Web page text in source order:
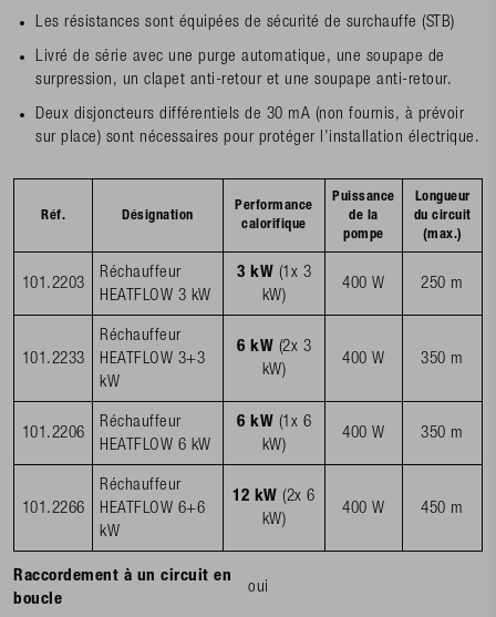
Les résistances sont équipées de sécurité de surchauffe (STB)
Livré de série avec une purge automatique, une soupape de
surpression, un clapet anti-retour et une soupape anti-retour.
Deux disjoncteurs différentiels de 30 mA (non fournis, à prévoir
sur place) sont nécessaires pour protéger l’installation électrique.
Réf. Désignation
Performance
calorifique
Puissance
de la
pompe
Longueur
du circuit
(max.)
101.2203
Réchauffeur
HEATFLOW 3 kW
3 kW (1x 3
kW)
400 W 250 m
101.2233
Réchauffeur
HEATFLOW 3+3
kW
6 kW (2x 3
kW)
400 W 350 m
101.2206
Réchauffeur
HEATFLOW 6 kW
6 kW (1x 6
kW)
400 W 350 m
101.2266
Réchauffeur
HEATFLOW 6+6
kW
12 kW (2x 6
kW)
400 W 450 m
Raccordement à un circuit en
boucle
oui